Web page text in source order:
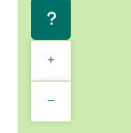
+
−